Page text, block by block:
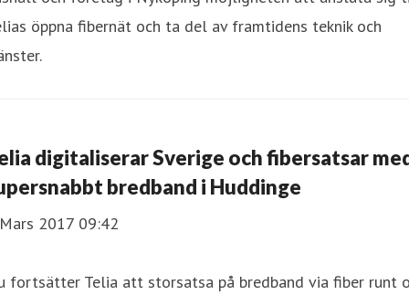
öppna fibernät och ta del av framtidens teknik och
digitaliserar Sverige och fibersatsar
bredband i Huddinge
2017 09:42
fortsätter Telia att storsatsa på bredband via fiber runt